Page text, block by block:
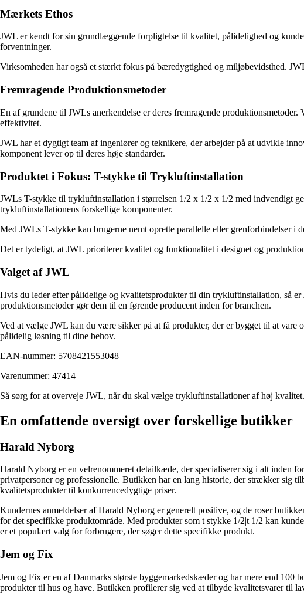
Mærkets Ethos
JWL er kendt for sin grundlæggende forpligtelse til kvalitet, pålidelighed og
forventninger.
Virksomheden har også et stærkt fokus på bæredygtighed og miljøbevidsthed.
Fremragende Produktionsmetoder
En af grundene til JWLs anerkendelse er deres fremragende
effektivitet.
JWL har et dygtigt team af ingeniører og teknikere, der arbejder på at udvikle
komponent lever op til deres høje standarder.
Produktet i Fokus: T-stykke til Trykluftinstallation
JWLs T-stykke til trykluftinstallation i størrelsen 1/2 x 1/2 x 1/2 med indvendigt
trykluftinstallationens forskellige komponenter.
Med JWLs T-stykke kan brugerne nemt oprette parallelle eller grenforbindelser
Det er tydeligt, at JWL prioriterer kvalitet og funktionalitet i designet og
Valget af JWL
Hvis du leder efter pålidelige og kvalitetsprodukter til din trykluftinstallation, så
produktionsmetoder gør dem til en førende producent inden for branchen.
Ved at vælge JWL kan du være sikker på at få produkter, der er bygget til at vare
pålidelig løsning til dine behov.
EAN-nummer: 5708421553048
Varenummer: 47414
Så sørg for at overveje JWL, når du skal vælge trykluftinstallationer af høj kvalitet.
En omfattende oversigt over forskellige butikker
Harald Nyborg
Harald Nyborg er en velrenommeret detailkæde, der specialiserer sig i alt inden
privatpersoner og professionelle. Butikken har en lang historie, der strækker sig
kvalitetsprodukter til konkurrencedygtige priser.
Kundernes anmeldelser af Harald Nyborg er generelt positive, og de roser
for det specifikke produktområde. Med produkter som t stykke 1/2|t 1/2 kan
er et populært valg for forbrugere, der søger dette specifikke produkt.
Jem og Fix
Jem og Fix er en af Danmarks største byggemarkedskæder og har mere end 100
produkter til hus og have. Butikken profilerer sig ved at tilbyde kvalitetsvarer til